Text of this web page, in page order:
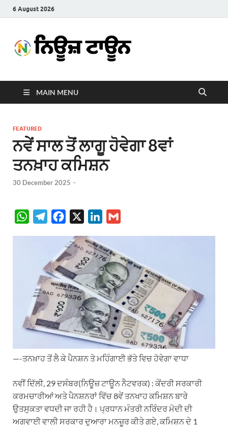
6 August 2026
Town
MAIN MENU
FEATURED
ਨਵੇਂ ਸਾਲ ਤੋਂ ਲਾਗੂ ਹੋਵੇਗਾ 8ਵਾਂ
ਤਨਖ਼ਾਹ ਕਮਿਸ਼ਨ
30 December 2025 -
W
p
e
g
a
c
e
b
o
o
k
n
k
e
d
I
n
i
—-ਤਨਖ਼ਾਹ ਤੋਂ ਲੈ ਕੇ ਪੈਨਸ਼ਨ ਤੇ ਮਹਿੰਗਾਈ ਭੱਤੇ ਵਿਚ ਹੋਵੇਗਾ ਵਾਧਾ
ਨਵੀਂ ਦਿੱਲੀ, 29 ਦਸੰਬਰ(ਨਿਊਜ਼ ਟਾਊਨ ਨੈਟਵਰਕ) : ਕੇਂਦਰੀ ਸਰਕਾਰੀ
ਕਰਮਚਾਰੀਆਂ ਅਤੇ ਪੈਨਸ਼ਨਰਾਂ ਵਿੱਚ 8ਵੇਂ ਤਨਖਾਹ ਕਮਿਸ਼ਨ ਬਾਰੇ
ਉਤਸੁਕਤਾ ਵਧਦੀ ਜਾ ਰਹੀ ਹੈ। ਪ੍ਰਧਾਨ ਮੰਤਰੀ ਨਰਿੰਦਰ ਮੋਦੀ ਦੀ
ਅਗਵਾਈ ਵਾਲੀ ਸਰਕਾਰ ਦੁਆਰਾ ਮਨਜ਼ੂਰ ਕੀਤੇ ਗਏ, ਕਮਿਸ਼ਨ ਦੇ 1